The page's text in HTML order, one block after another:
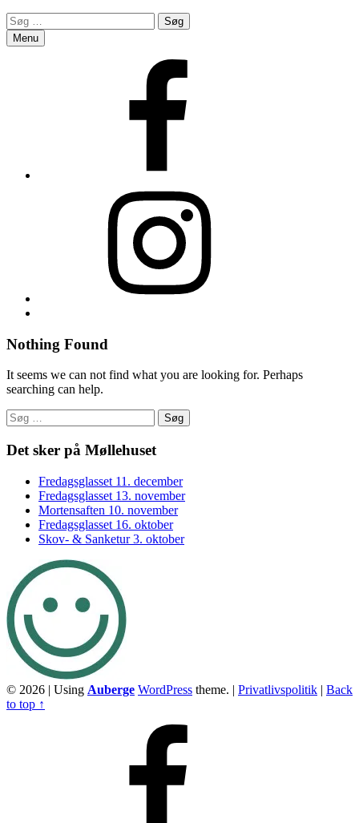
Search
Søg
efter:
Menu
top
Nothing Found
It seems we can not find what you are looking for. Perhaps
searching can help.
Søg
efter:
Footer
sidebar
Det sker på Møllehuset
Fredagsglasset 11. december
Fredagsglasset 13. november
Mortensaften 10. november
Fredagsglasset 16. oktober
Skov- & Sanketur 3. oktober
© 2026 | Using Auberge WordPress theme. | Privatlivspolitik | Back
to top ↑